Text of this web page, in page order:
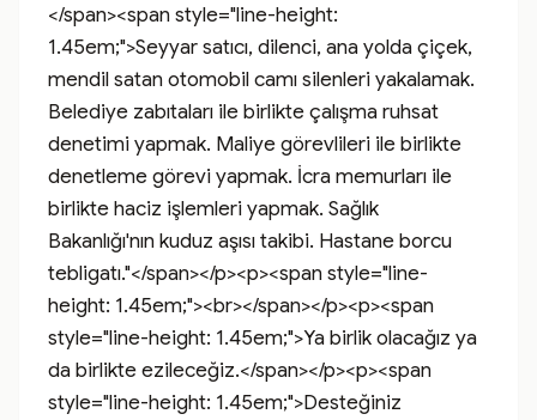
</span><span style="line-height:
1.45em;">Seyyar satıcı, dilenci, ana yolda çiçek,
mendil satan otomobil camı silenleri yakalamak.
Belediye zabıtaları ile birlikte çalışma ruhsat
denetimi yapmak. Maliye görevlileri ile birlikte
denetleme görevi yapmak. İcra memurları ile
birlikte haciz işlemleri yapmak. Sağlık
Bakanlığı'nın kuduz aşısı takibi. Hastane borcu
tebligatı."</span></p><p><span style="line-
height: 1.45em;"><br></span></p><p><span
style="line-height: 1.45em;">Ya birlik olacağız ya
da birlikte ezileceğiz.</span></p><p><span
style="line-height: 1.45em;">Desteğiniz